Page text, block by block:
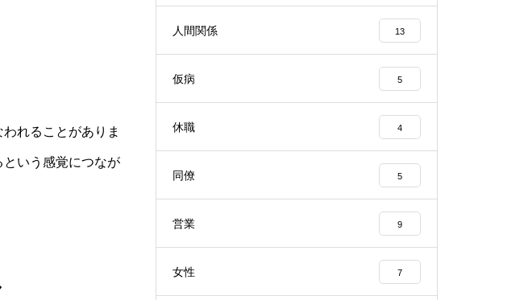
れることがありま
いう感覚につなが
人間関係 13
仮病 5
休職 4
同僚 5
営業 9
女性 7